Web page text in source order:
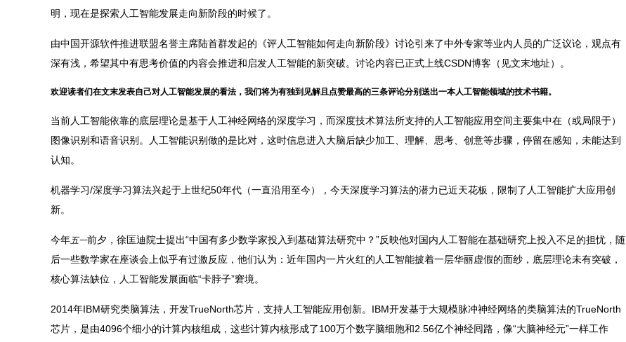
明，现在是探索人工智能发展走向新阶段的时候了。
由中国开源软件推进联盟名誉主席陆首群发起的《评人工智能如何走向新阶段》讨论引来了中外专家等业内人员的广泛议论，观点有
深有浅，希望其中有思考价值的内容会推进和启发人工智能的新突破。讨论内容已正式上线CSDN博客（见文末地址）。
欢迎读者们在文末发表自己对人工智能发展的看法，我们将为有独到见解且点赞最高的三条评论分别送出一本人工智能领域的技术书籍。
当前人工智能依靠的底层理论是基于人工神经网络的深度学习，而深度技术算法所支持的人工智能应用空间主要集中在（或局限于）
图像识别和语音识别。人工智能识别做的是比对，这时信息进入大脑后缺少加工、理解、思考、创意等步骤，停留在感知，未能达到
认知。
机器学习/深度学习算法兴起于上世纪50年代（一直沿用至今），今天深度学习算法的潜力已近天花板，限制了人工智能扩大应用创
新。
今年五一前夕，徐匡迪院士提出“中国有多少数学家投入到基础算法研究中？”反映他对国内人工智能在基础研究上投入不足的担忧，随
后一些数学家在座谈会上似乎有过激反应，他们认为：近年国内一片火红的人工智能披着一层华丽虚假的面纱，底层理论未有突破，
核心算法缺位，人工智能发展面临“卡脖子”窘境。
2014年IBM研究类脑算法，开发TrueNorth芯片，支持人工智能应用创新。IBM开发基于大规模脉冲神经网络的类脑算法的TrueNorth
芯片，是由4096个细小的计算内核组成，这些计算内核形成了100万个数字脑细胞和2.56亿个神经囘路，像“大脑神经元”一样工作